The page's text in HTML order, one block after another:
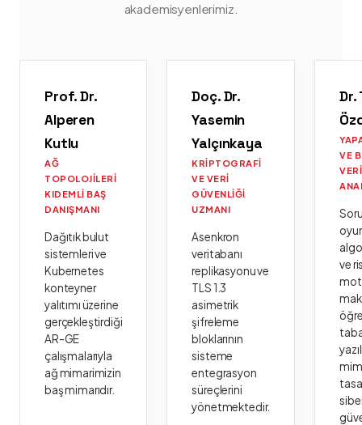
akademisyenlerimiz.
Prof. Dr.
Alperen
Kutlu
AĞ
TOPOLOJILERI
KIDEMLI BAŞ
DANIŞMANI
Dağıtık bulut
sistemleri ve
Kubernetes
konteyner
yalıtımı üzerine
gerçekleştirdiği
AR-GE
çalışmalarıyla
ağ mimarimizin
baş mimarıdır.
Doç. Dr.
Yasemin
Yalçınkaya
KRIPTOGRAFI
VE VERI
GÜVENLIĞI
UZMANI
Asenkron
veritabanı
replikasyonu ve
TLS 1.3
asimetrik
şifreleme
bloklarının
sisteme
entegrasyon
süreçlerini
yönetmektedir.
Dr.
VE
VERI
ve